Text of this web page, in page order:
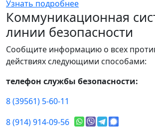
Узнать подробнее
Коммуникационная
линии безопасности
Сообщите информацию о всех
действиях следующими способами:
телефон службы безопасности:
8 (39561) 5-60-11
8 (914) 914-09-56